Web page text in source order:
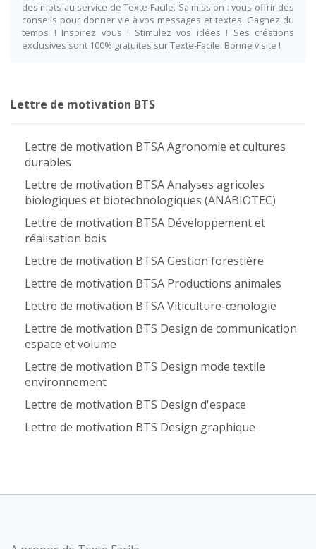
des mots au service de Texte-Facile. Sa mission : vous offrir des
conseils pour donner vie à vos messages et textes. Gagnez du
temps ! Inspirez vous ! Stimulez vos idées ! Ses créations
exclusives sont 100% gratuites sur Texte-Facile. Bonne visite !
Lettre de motivation BTS
Lettre de motivation BTSA Agronomie et cultures
durables
Lettre de motivation BTSA Analyses agricoles
biologiques et biotechnologiques (ANABIOTEC)
Lettre de motivation BTSA Développement et
réalisation bois
Lettre de motivation BTSA Gestion forestière
Lettre de motivation BTSA Productions animales
Lettre de motivation BTSA Viticulture-œnologie
Lettre de motivation BTS Design de communication
espace et volume
Lettre de motivation BTS Design mode textile
environnement
Lettre de motivation BTS Design d'espace
Lettre de motivation BTS Design graphique